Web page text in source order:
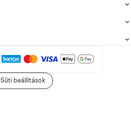
Süti beállítások